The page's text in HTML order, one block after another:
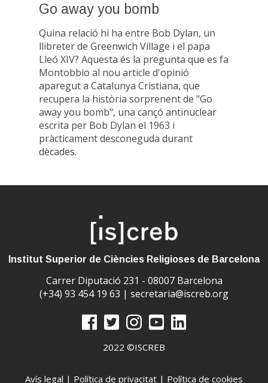
Go away you bomb
Quina relació hi ha entre Bob Dylan, un
llibreter de Greenwich Village i el papa
Lleó XIV? Aquesta és la pregunta que es fa
Montobbio al nou article d'opinió
aparegut a Catalunya Cristiana, que
recupera la història sorprenent de "Go
away you bomb", una cançó antinuclear
escrita per Bob Dylan el 1963 i
pràcticament desconeguda durant
dècades.
Institut Superior de Ciències Religioses de Barcelona
Carrer Diputació 231 - 08007 Barcelona
(+34) 93 454 19 63 | secretaria@iscreb.org
2022 ©ISCREB
Avís legal | Política de privacitat | Política de cookies